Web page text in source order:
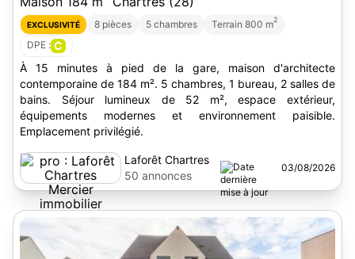
EXCLUSIVITÉ 8 pièces 5 chambres Terrain 800 m2
DPE : C
À 15 minutes à pied de la gare, maison d'architecte
contemporaine de 184 m². 5 chambres, 1 bureau, 2 salles de
bains. Séjour lumineux de 52 m², espace extérieur,
équipements modernes et environnement paisible.
Emplacement privilégié.
Laforêt Chartres
Mercier immobilier
50 annonces
03/08/2026